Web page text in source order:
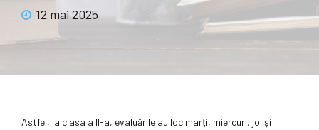
12 mai 2025
Astfel, la clasa a II-a, evaluările au loc marți, miercuri, joi și